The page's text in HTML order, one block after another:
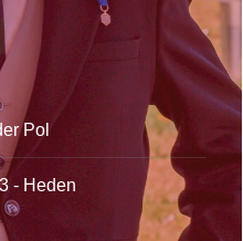
Pol
- Heden